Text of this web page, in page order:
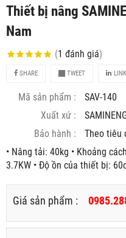
Thiết bị nâng
Nam
(1 đánh giá)
SHARE TWEET
Mã sản phẩm :
SAV-140
Xuất xứ :
Bảo hành :
Theo tiêu
• Nâng tải: 40kg • Khoảng
3.7KW • Độ ồn của thiết bị:
Giá sản phẩm :